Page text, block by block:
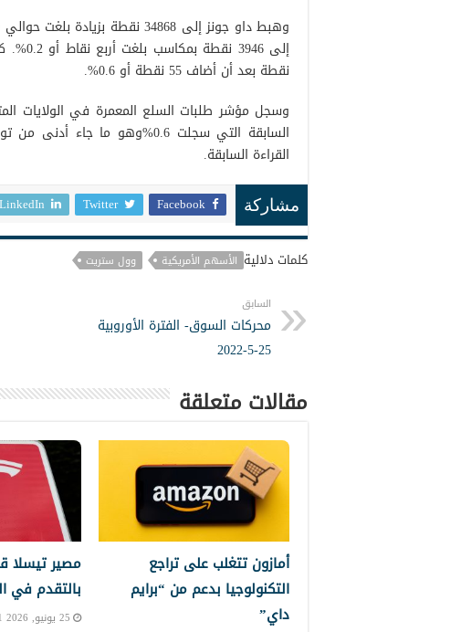
نقطة بعد أن أضاف 55 نقطة أو 0.6%.
السابقة التي سجلت 0.6%وهو
القراءة السابقة.
مشاركة Facebook
Twitter
LinkedIn
كلمات دلالية الأسهم الأمريكية وول ستريت
السابق
محركات السوق- الفترة الأوروبية
25-5-2022
مقالات متعلقة
أمازون تتغلب على تراجع
التكنولوجيا بدعم من “برايم
داي”
مصير تيسلا
بالتقدم في
25 يونيو, 2026 8:11 م